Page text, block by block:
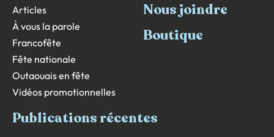
Articles
À vous la parole
Francofête
Fête nationale
Outaouais en fête
Vidéos promotionnelles
Nous joindre
Boutique
Publications récentes